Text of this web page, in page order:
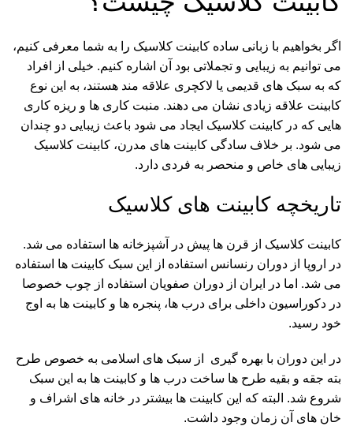
اگر بخواهیم با زبانی ساده کابینت کلاسیک را به شما معرفی کنیم،
می توانیم به زیبایی و تجملاتی بود آن اشاره کنیم. خیلی از افراد
که به سبک های قدیمی یا لاکچری علاقه مند هستند، به این نوع
کابینت علاقه زیادی نشان می دهند. منبت کاری ها و ریزه کاری
هایی که در کابینت کلاسیک ایجاد می شود باعث زیبایی دو چندان
می شود. بر خلاف سادگی کابینت های مدرن، کابینت کلاسیک
زیبایی های خاص و منحصر به فردی دارد.
تاریخچه کابینت های کلاسیک
کابینت کلاسیک از قرن ها پیش در آشپزخانه ها استفاده می شد.
در اروپا از دوران رنسانس استفاده از این سبک کابینت ها استفاده
می شد. اما در ایران از دوران صفویان استفاده از چوب خصوصا
در دکوراسیون داخلی برای درب ها، پنجره ها و کابینت ها به اوج
خود رسید.
در این دوران با بهره گیری از سبک های اسلامی به خصوص طرح
بته جقه و بقیه طرح ها ساخت درب ها و کابینت ها به این سبک
شروع شد. البته که این کابینت ها بیشتر در خانه های اشراف و
خان های آن زمان وجود داشت.